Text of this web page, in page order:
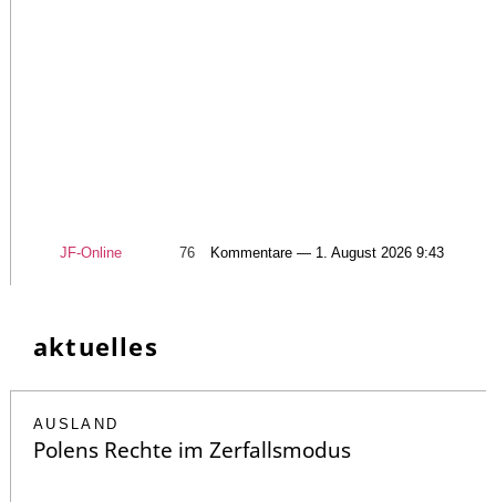
JF-Online 76 Kommentare — 1. August 2026 9:43
aktuelles
AUSLAND
Polens Rechte im Zerfallsmodus